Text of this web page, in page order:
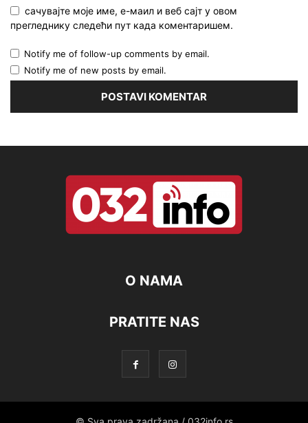
сачувајте моје име, е-маил и веб сајт у овом
прегледнику следећи пут када коментаришем.
Notify me of follow-up comments by email.
Notify me of new posts by email.
O NAMA
PRATITE NAS